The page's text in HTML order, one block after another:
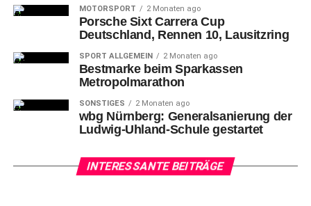
MOTORSPORT 2 Monaten ago
Porsche Sixt Carrera Cup
Deutschland, Rennen 10, Lausitzring
SPORT ALLGEMEIN 2 Monaten ago
Bestmarke beim Sparkassen
Metropolmarathon
SONSTIGES 2 Monaten ago
wbg Nürnberg: Generalsanierung der
Ludwig-Uhland-Schule gestartet
INTERESSANTE BEITRÄGE